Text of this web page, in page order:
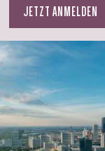
JETZT ANMELDEN